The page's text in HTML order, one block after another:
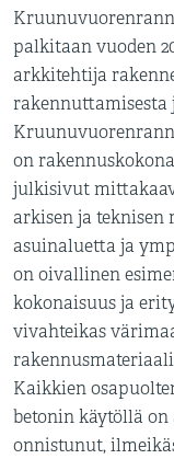
palkitaan vuoden
arkkitehtija
rakennuttamisesta
on
julkisivut
arkisen ja teknisen
asuinaluetta ja
on oivallinen
kokonaisuus ja
vivahteikas
Kaikkien
betonin käytöllä
onnistunut,